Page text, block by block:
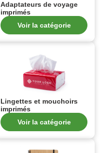
Adaptateurs de voyage
imprimés
Voir la catégorie
Lingettes et mouchoirs
imprimés
Voir la catégorie